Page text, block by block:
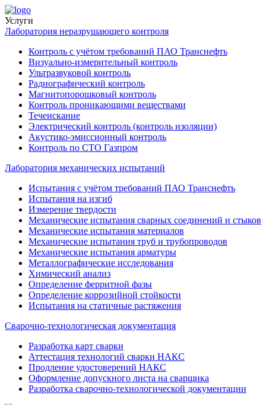
Услуги
Лаборатория неразрушающего контроля
Контроль с учётом требований ПАО Транснефть
Визуально-измерительный контроль
Ультразвуковой контроль
Радиографический контроль
Магнитопорошковый контроль
Контроль проникающими веществами
Течеискание
Электрический контроль (контроль изоляции)
Акустико-эмиссионный контроль
Контроль по СТО Газпром
Лаборатория механических испытаний
Испытания с учётом требований ПАО Транснефть
Испытания на изгиб
Измерение твердости
Механические испытания сварных соединений и стыков
Механические испытания материалов
Механические испытания труб и трубопроводов
Механические испытания арматуры
Металлографические исследования
Химический анализ
Определение ферритной фазы
Определение коррозийной стойкости
Испытания на статичные растяжения
Сварочно-технологическая документация
Разработка карт сварки
Аттестация технологий сварки НАКС
Продление удостоверений НАКС
Оформление допускного листа на сварщика
Разработка сварочно-технологической документации